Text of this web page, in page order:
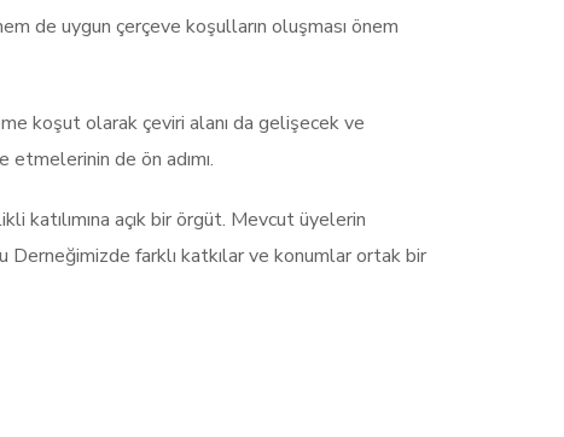
de uygun çerçeve koşulların oluşması önem
koşut olarak çeviri alanı da gelişecek ve
etmelerinin de ön adımı.
katılımına açık bir örgüt. Mevcut üyelerin
farklı katkılar ve konumlar ortak bir